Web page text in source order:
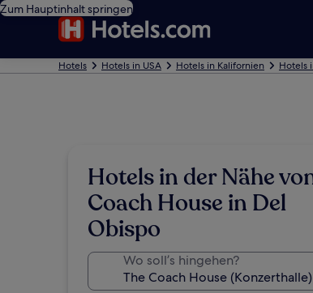
Zum Hauptinhalt springen
Hotels Hotels in USA Hotels in Kalifornien Hotels
Hotels in der Nähe
Coach House in Del
Obispo
Wo soll’s hingehen?